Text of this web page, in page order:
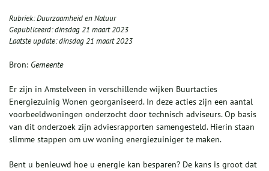
Rubriek:Duurzaamheid en Natuur
Gepubliceerd:dinsdag 21 maart 2023
Laatste update:dinsdag 21 maart 2023
Bron: Gemeente
Er zijn in Amstelveen in verschillende wijken Buurtacties
Energiezuinig Wonen georganiseerd. In deze acties zijn een aantal
voorbeeldwoningen onderzocht door technisch adviseurs. Op basis
van dit onderzoek zijn adviesrapporten samengesteld. Hierin staan
slimme stappen om uw woning energiezuiniger te maken.
Bent u benieuwd hoe u energie kan besparen? De kans is groot dat